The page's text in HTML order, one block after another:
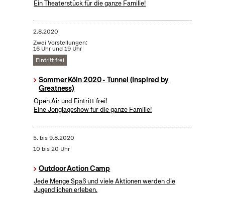
Ein Theaterstück für die ganze Familie!
2.8.2020
Zwei Vorstellungen:
16 Uhr und 19 Uhr
Eintritt frei
Sommer Köln 2020 - Tunnel (Inspired by
Greatness)
Open Air und Eintritt frei!
Eine Jonglageshow für die ganze Familie!
5. bis9.8.2020
10 bis 20 Uhr
Outdoor Action Camp
Jede Menge Spaß und viele Aktionen werden die
Jugendlichen erleben.